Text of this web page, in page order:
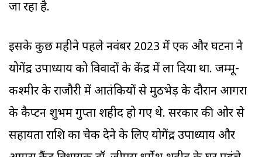
जा रहा है.
इसके कुछ महीने पहले नवंबर 2023 में एक और घटना ने
योगेंद्र उपाध्याय को विवादों के केंद्र में ला दिया था. जम्मू-
कश्मीर के राजौरी में आतंकियों से मुठभेड़ के दौरान आगरा
के कैप्टन शुभम गुप्ता शहीद हो गए थे. सरकार की ओर से
सहायता राशि का चेक देने के लिए योगेंद्र उपाध्याय और